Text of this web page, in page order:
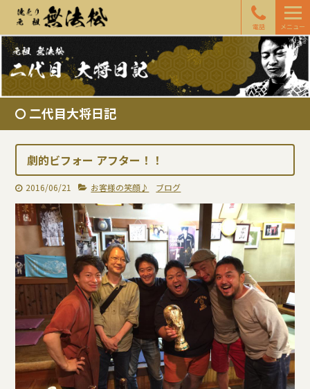
電話 メニュー
二代目大将日記
劇的ビフォー アフター！！
2016/06/21 お客様の笑顔♪ ブログ